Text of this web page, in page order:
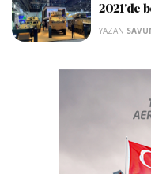
2021’de
YAZAN